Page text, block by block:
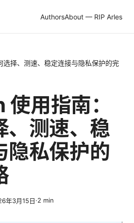
AuthorsAbout — RIP Arles
择、测速、稳定连接与隐私保护的完
用指南：
、测速、稳
隐私保护的
年3月15日·2 min